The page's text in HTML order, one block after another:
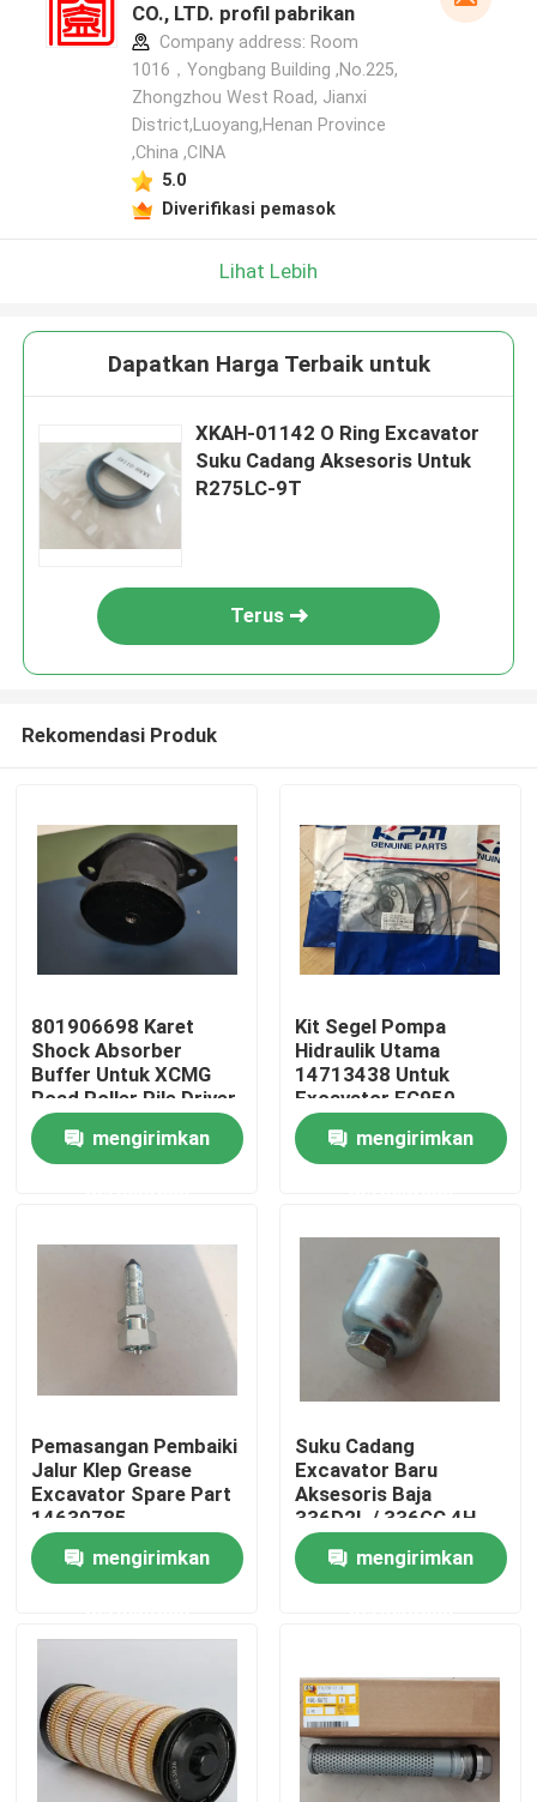
Rumah
Tentang kami
Kontrol kualitas
Hubungi kami
Berita
Permintaan Penawaran
Suku Cadang Ekskavator
CO., LTD. profil pabrikan
Company address: Room
1016，Yongbang Building ,No.225,
Zhongzhou West Road, Jianxi
District,Luoyang,Henan Province
,China ,CINA
5.0
Diverifikasi pemasok
Lihat Lebih
Dapatkan Harga Terbaik untuk
XKAH-01142 O Ring Excavator
Suku Cadang Aksesoris Untuk
R275LC-9T
Terus
Rekomendasi Produk
801906698 Karet
Shock Absorber
Buffer Untuk XCMG
Road Roller Pile Driver
mengirimkan
Kit Segel Pompa
Hidraulik Utama
14713438 Untuk
Excavator EC950
mengirimkan
Pemasangan Pembaiki
Jalur Klep Grease
Excavator Spare Part
14630785
mengirimkan
Suku Cadang
Excavator Baru
Aksesoris Baja
336D2L / 336GC 4H-
6112
mengirimkan